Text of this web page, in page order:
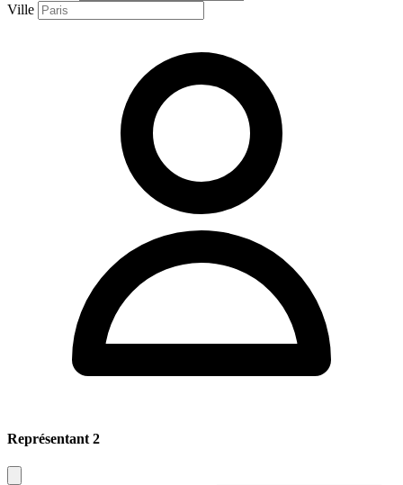
Ville
Représentant 2